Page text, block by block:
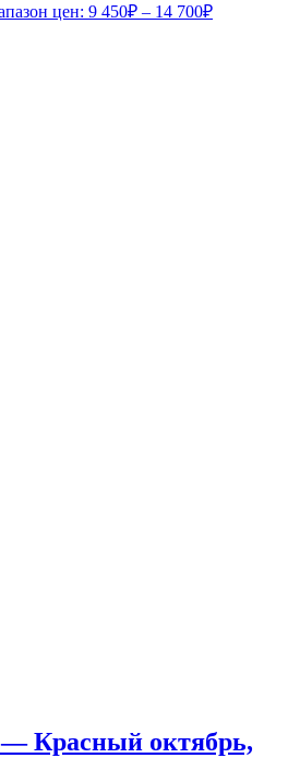
цен: 9 450₽ – 14 700₽
Красный октябрь,